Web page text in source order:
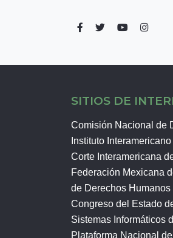
SITIOS DE
Comisión Nacional de
Instituto
Corte Interamericana
Federación Mexicana
de Derechos Humanos
Congreso del Estado
Sistemas Informáticos
Plataforma Nacional